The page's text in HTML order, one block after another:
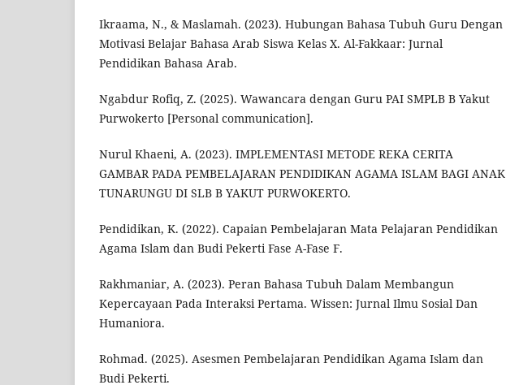
Ikraama, N., & Maslamah. (2023). Hubungan Bahasa Tubuh Guru Dengan
Motivasi Belajar Bahasa Arab Siswa Kelas X. Al-Fakkaar: Jurnal
Pendidikan Bahasa Arab.
Ngabdur Rofiq, Z. (2025). Wawancara dengan Guru PAI SMPLB B Yakut
Purwokerto [Personal communication].
Nurul Khaeni, A. (2023). IMPLEMENTASI METODE REKA CERITA
GAMBAR PADA PEMBELAJARAN PENDIDIKAN AGAMA ISLAM BAGI ANAK
TUNARUNGU DI SLB B YAKUT PURWOKERTO.
Pendidikan, K. (2022). Capaian Pembelajaran Mata Pelajaran Pendidikan
Agama Islam dan Budi Pekerti Fase A-Fase F.
Rakhmaniar, A. (2023). Peran Bahasa Tubuh Dalam Membangun
Kepercayaan Pada Interaksi Pertama. Wissen: Jurnal Ilmu Sosial Dan
Humaniora.
Rohmad. (2025). Asesmen Pembelajaran Pendidikan Agama Islam dan
Budi Pekerti.